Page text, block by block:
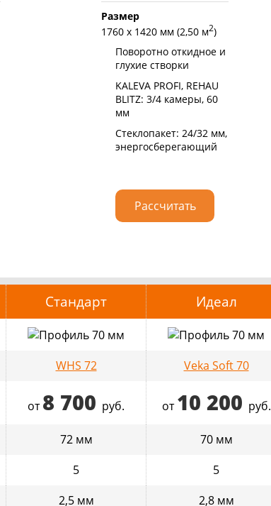
Размер
1760 х 1420 мм (2,50 м2)
Поворотно откидное и
глухие створки
KALEVA PROFI, REHAU
BLITZ: 3/4 камеры, 60
мм
Стеклопакет: 24/32 мм,
энергосберегающий
Рассчитать
Стандарт Идеал
WHS 72 Veka Soft 70
от8 700 руб. от10 200 руб.
72 мм 70 мм
5 5
2,5 мм 2,8 мм